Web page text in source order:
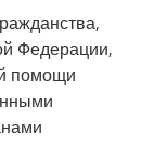
Федерации,
помощи